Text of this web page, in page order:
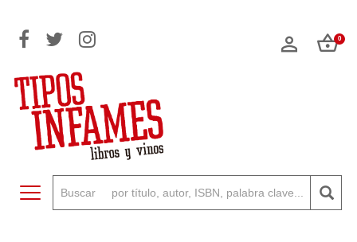
0
Toggle navigation